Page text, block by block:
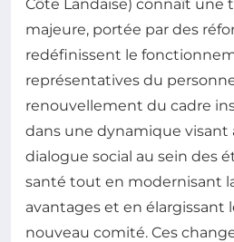
Côte Landaise) connaît une
majeure, portée par des
redéfinissent le
représentatives du
renouvellement du cadre
dans une dynamique visant
dialogue social au sein des
santé tout en modernisant
avantages et en élargissant
nouveau comité. Ces